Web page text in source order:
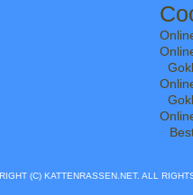
(C) KATTENRASSEN.NET. ALL